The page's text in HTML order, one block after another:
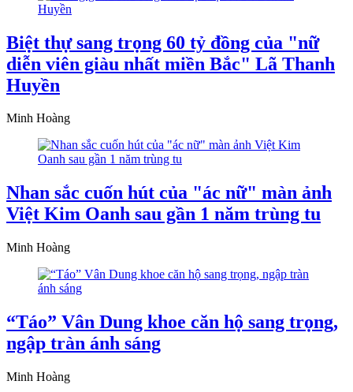
Biệt thự sang trọng 60 tỷ đồng của "nữ
diễn viên giàu nhất miền Bắc" Lã Thanh
Huyền
Minh Hoàng
Nhan sắc cuốn hút của "ác nữ" màn ảnh
Việt Kim Oanh sau gần 1 năm trùng tu
Minh Hoàng
“Táo” Vân Dung khoe căn hộ sang trọng,
ngập tràn ánh sáng
Minh Hoàng